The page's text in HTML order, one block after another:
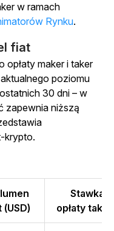
w ramach
Rynku.
fiat
opłaty maker i taker
poziomu
30 dni – w
zapewnia niższą
krypto.
Stawka
opłaty